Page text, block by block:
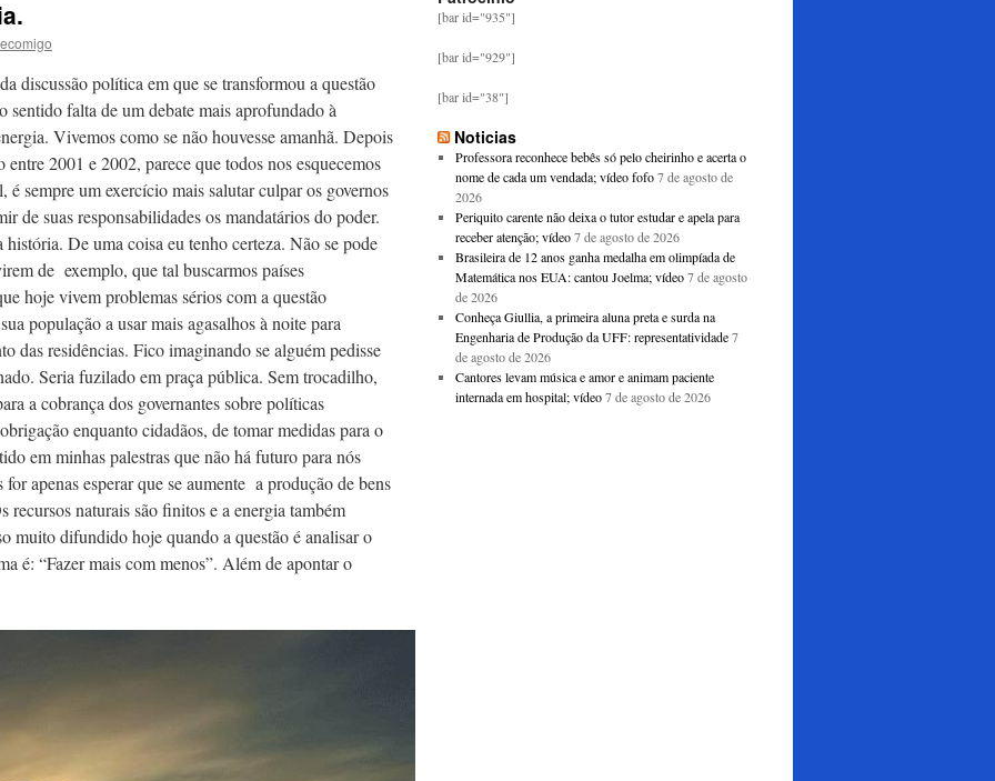
ecomigo
política em que se transformou a questão
sentido falta de um debate mais aprofundado à
Vivemos como se não houvesse amanhã. Depois
2001 e 2002, parece que todos nos esquecemos
é sempre um exercício mais salutar culpar os governos
de suas responsabilidades os mandatários do poder.
história. De uma coisa eu tenho certeza. Não se pode
de exemplo, que tal buscarmos países
hoje vivem problemas sérios com a questão
população a usar mais agasalhos à noite para
das residências. Fico imaginando se alguém pedisse
Seria fuzilado em praça pública. Sem trocadilho,
a cobrança dos governantes sobre políticas
enquanto cidadãos, de tomar medidas para o
em minhas palestras que não há futuro para nós
apenas esperar que se aumente a produção de bens
recursos naturais são finitos e a energia também
muito difundido hoje quando a questão é analisar o
é: “Fazer mais com menos”. Além de apontar o
estamos fazendo?
[bar id="935"]
[bar id="929"]
[bar id="38"]
Noticias
Professora reconhece bebês só pelo cheirinho e acerta o
nome de cada um vendada; vídeo fofo 7 de agosto de
2026
Periquito carente não deixa o tutor estudar e apela para
receber atenção; vídeo 7 de agosto de 2026
Brasileira de 12 anos ganha medalha em olimpíada de
Matemática nos EUA: cantou Joelma; vídeo 7 de agosto
de 2026
Conheça Giullia, a primeira aluna preta e surda na
Engenharia de Produção da UFF: representatividade 7
de agosto de 2026
Cantores levam música e amor e animam paciente
internada em hospital; vídeo 7 de agosto de 2026